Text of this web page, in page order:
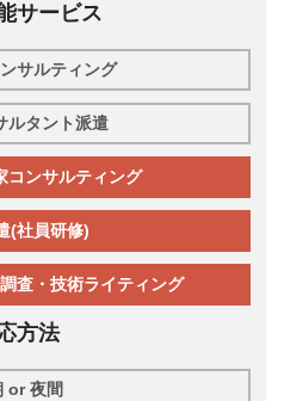
サービス
サルティング
ルタント派遣
コンサルティング
(社員研修)
査・技術ライティング
方法
or 夜間